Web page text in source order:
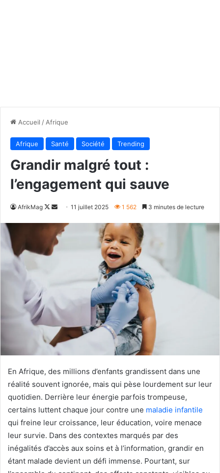
Accueil / Afrique
Afrique Santé Société Trending
Grandir malgré tout :
l’engagement qui sauve
AfrikMag
Follow
Envoyer
courriel
11 juillet 2025 1 562 3 minutes de lecture
En Afrique, des millions d’enfants grandissent dans une
réalité souvent ignorée, mais qui pèse lourdement sur leur
quotidien. Derrière leur énergie parfois trompeuse,
certains luttent chaque jour contre une maladie infantile
qui freine leur croissance, leur éducation, voire menace
leur survie. Dans des contextes marqués par des
inégalités d’accès aux soins et à l’information, grandir en
étant malade devient un défi immense. Pourtant, sur